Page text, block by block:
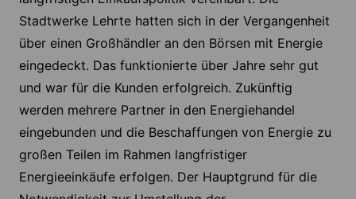
Stadtwerke Lehrte hatten sich in der Vergangenheit
über einen Großhändler an den Börsen mit Energie
eingedeckt. Das funktionierte über Jahre sehr gut
und war für die Kunden erfolgreich. Zukünftig
werden mehrere Partner in den Energiehandel
eingebunden und die Beschaffungen von Energie zu
großen Teilen im Rahmen langfristiger
Energieeinkäufe erfolgen. Der Hauptgrund für die